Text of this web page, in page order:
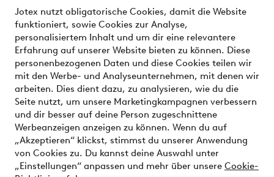
Jotex nutzt obligatorische Cookies, damit die Website
funktioniert, sowie Cookies zur Analyse,
personalisiertem Inhalt und um dir eine relevantere
Erfahrung auf unserer Website bieten zu können. Diese
personenbezogenen Daten und diese Cookies teilen wir
mit den Werbe- und Analyseunternehmen, mit denen wir
arbeiten. Dies dient dazu, zu analysieren, wie du die
Seite nutzt, um unsere Marketingkampagnen verbessern
und dir besser auf deine Person zugeschnittene
Werbeanzeigen anzeigen zu können. Wenn du auf
„Akzeptieren“ klickst, stimmst du unserer Anwendung
von Cookies zu. Du kannst deine Auswahl unter
„Einstellungen“ anpassen und mehr über unsere Cookie-
Bedingungen
Sichere Zahlungen - Jetzt bezahlen oder aufteilen
Möchtest du mehr über unsere
Zahlungsmöglichkeitenerfahren?